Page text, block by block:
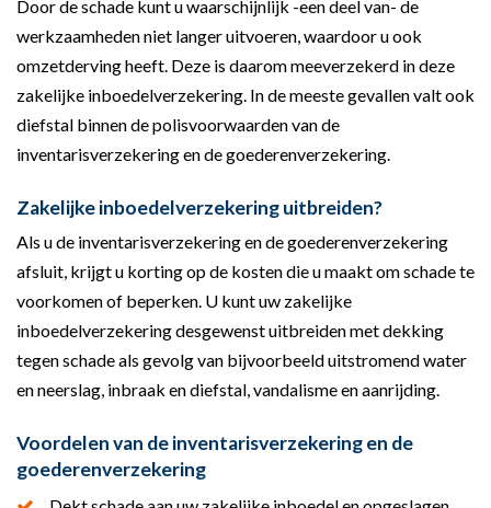
Door de schade kunt u waarschijnlijk -een deel van- de
werkzaamheden niet langer uitvoeren, waardoor u ook
omzetderving heeft. Deze is daarom meeverzekerd in deze
zakelijke inboedelverzekering. In de meeste gevallen valt ook
diefstal binnen de polisvoorwaarden van de
inventarisverzekering en de goederenverzekering.
Zakelijke inboedelverzekering uitbreiden?
Als u de inventarisverzekering en de goederenverzekering
afsluit, krijgt u korting op de kosten die u maakt om schade te
voorkomen of beperken. U kunt uw zakelijke
inboedelverzekering desgewenst uitbreiden met dekking
tegen schade als gevolg van bijvoorbeeld uitstromend water
en neerslag, inbraak en diefstal, vandalisme en aanrijding.
Voordelen van de inventarisverzekering en de
goederenverzekering